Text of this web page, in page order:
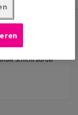
Schicht auf der